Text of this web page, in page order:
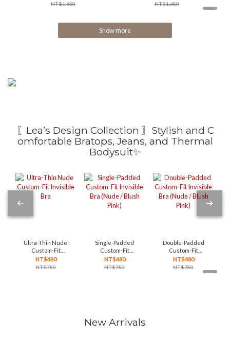
NT$1,680 NT$1,680
Show more
〖Lea’s Design Collection 〗Stylish and C
omfortable Bratops, Jeans, and Thermal
Bodysuit✨
Ultra-Thin Nude
Custom-Fit
Invisible Bra
NT$480
NT$780
Single-Padded
Custom-Fit
Invisible Bra
(Nude / Blush
NT$480
NT$780
Double-Padded
Custom-Fit
Invisible Bra
(Nude / Blush
NT$480
NT$780
New Arrivals